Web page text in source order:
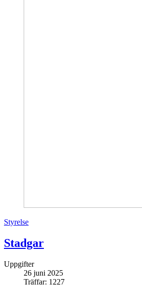
Styrelse
Stadgar
Uppgifter
26 juni 2025
Träffar: 1227